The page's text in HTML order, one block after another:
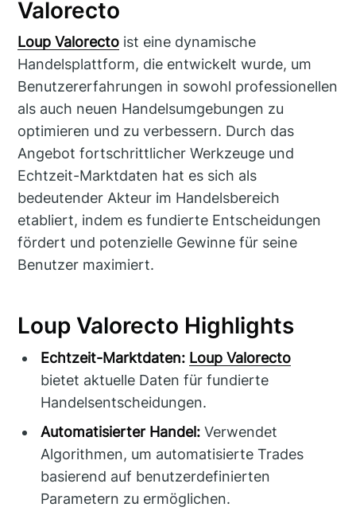
Valorecto
Loup Valorecto ist eine dynamische
Handelsplattform, die entwickelt wurde, um
Benutzererfahrungen in sowohl professionellen
als auch neuen Handelsumgebungen zu
optimieren und zu verbessern. Durch das
Angebot fortschrittlicher Werkzeuge und
Echtzeit-Marktdaten hat es sich als
bedeutender Akteur im Handelsbereich
etabliert, indem es fundierte Entscheidungen
fördert und potenzielle Gewinne für seine
Benutzer maximiert.
Loup Valorecto Highlights
Echtzeit-Marktdaten: Loup Valorecto
bietet aktuelle Daten für fundierte
Handelsentscheidungen.
Automatisierter Handel: Verwendet
Algorithmen, um automatisierte Trades
basierend auf benutzerdefinierten
Parametern zu ermöglichen.